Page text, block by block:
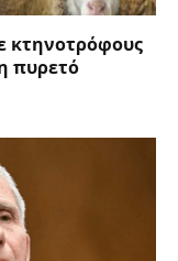
κτηνοτρόφους
πυρετό